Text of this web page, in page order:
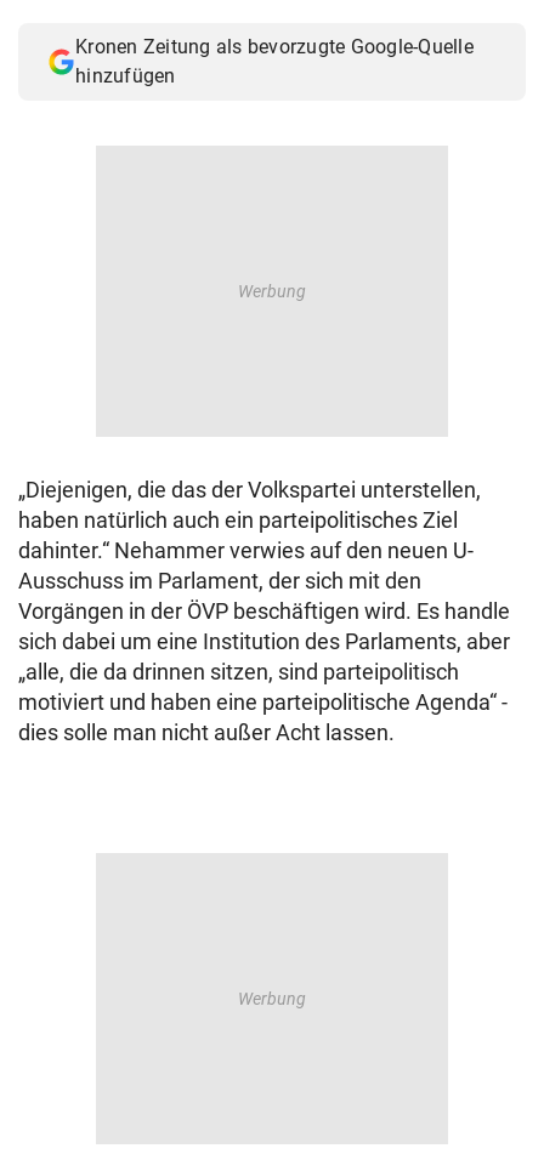
Kronen Zeitung als bevorzugte Google-Quelle
hinzufügen
„Diejenigen, die das der Volkspartei unterstellen,
haben natürlich auch ein parteipolitisches Ziel
dahinter.“ Nehammer verwies auf den neuen U-
Ausschuss im Parlament, der sich mit den
Vorgängen in der ÖVP beschäftigen wird. Es handle
sich dabei um eine Institution des Parlaments, aber
„alle, die da drinnen sitzen, sind parteipolitisch
motiviert und haben eine parteipolitische Agenda“ -
dies solle man nicht außer Acht lassen.